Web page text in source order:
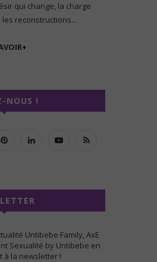
qui change, la charge
reconstructions...
NOUS !
Untibebe Family, AxE
Sexualité by Untibebe en
à la newsletter !